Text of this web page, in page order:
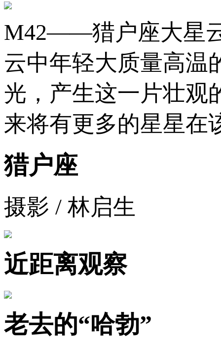
M42——猎户座大星
云中年轻大质量高温
光，产生这一片壮观
来将有更多的星星在
猎户座
摄影 / 林启生
近距离观察
老去的“哈勃”